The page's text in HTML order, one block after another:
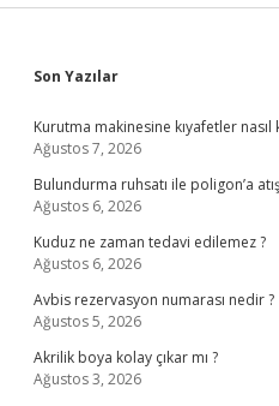
Sidebar
Son Yazılar
Kurutma makinesine kıyafetler nasıl
Ağustos 7, 2026
Bulundurma ruhsatı ile poligon’a
Ağustos 6, 2026
Kuduz ne zaman tedavi edilemez ?
Ağustos 6, 2026
Avbis rezervasyon numarası nedir ?
Ağustos 5, 2026
Akrilik boya kolay çıkar mı ?
Ağustos 3, 2026